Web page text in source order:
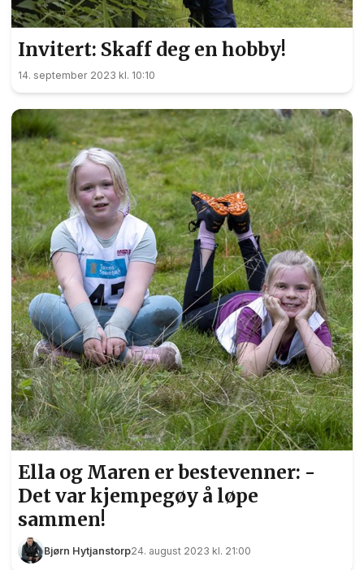
Invitert: Skaff deg en hobby!
14. september 2023 kl. 10:10
Ella og Maren er bestevenner: -
Det var kjempegøy å løpe
sammen!
Bjørn Hytjanstorp24. august 2023 kl. 21:00